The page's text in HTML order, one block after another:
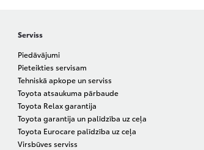
Serviss
Piedāvājumi
Pieteikties servisam
Tehniskā apkope un serviss
Toyota atsaukuma pārbaude
Toyota Relax garantija
Toyota garantija un palīdzība uz ceļa
Toyota Eurocare palīdzība uz ceļa
Virsbūves serviss